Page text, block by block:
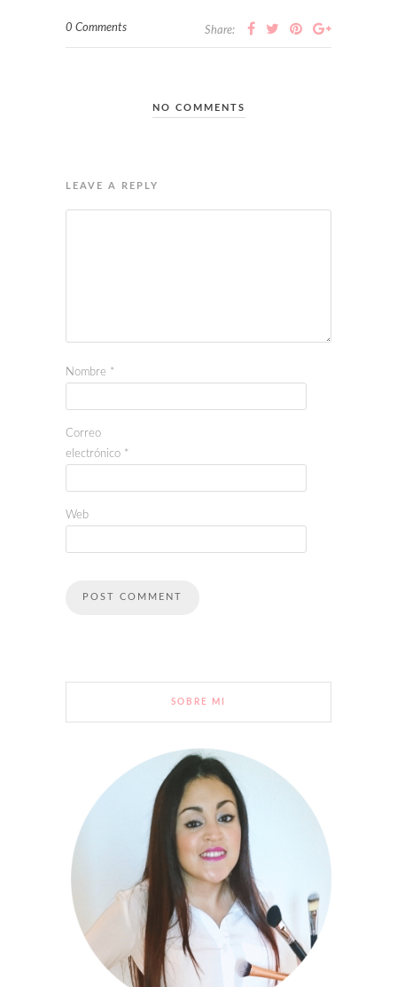
0 Comments Share:
NO COMMENTS
LEAVE A REPLY
Nombre *
Correo
electrónico *
Web
SOBRE MI